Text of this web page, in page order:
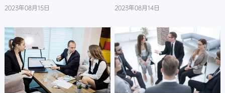
2023年08月15日 2023年08月14日